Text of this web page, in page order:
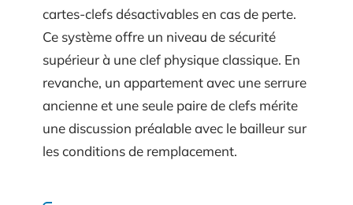
cartes-clefs désactivables en cas de perte.
Ce système offre un niveau de sécurité
supérieur à une clef physique classique. En
revanche, un appartement avec une serrure
ancienne et une seule paire de clefs mérite
une discussion préalable avec le bailleur sur
les conditions de remplacement.